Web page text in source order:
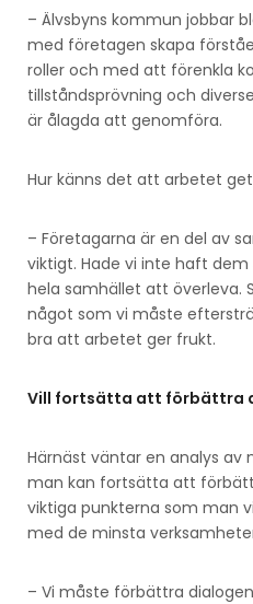
– Älvsbyns kommun jobbar
med företagen skapa
roller och med att förenkla
tillståndsprövning och
är ålagda att genomföra.
Hur känns det att arbetet
– Företagarna är en del av
viktigt. Hade vi inte haft
hela samhället att överleva.
något som vi måste
bra att arbetet ger frukt.
Vill fortsätta att förbättra
Härnäst väntar en analys
man kan fortsätta att
viktiga punkterna som man
med de minsta
– Vi måste förbättra